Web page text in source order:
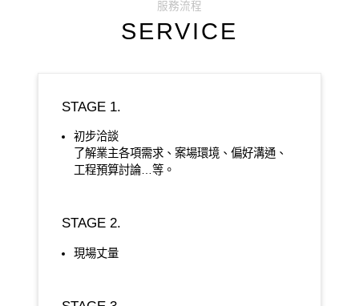
服務流程
SERVICE
STAGE 1.
初步洽談
了解業主各項需求、案場環境、偏好溝通、
工程預算討論…等。
STAGE 2.
現場丈量